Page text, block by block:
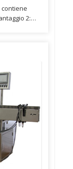
contiene
2:
e